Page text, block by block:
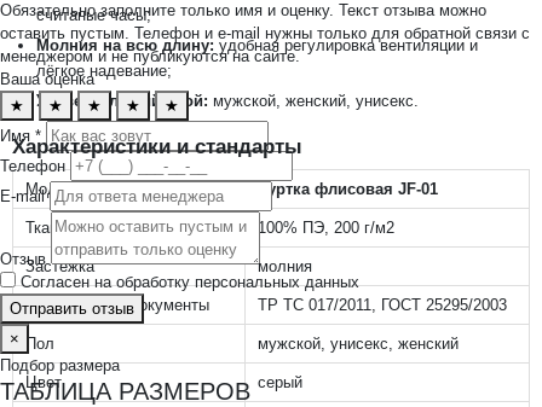
считаные часы;
Молния на всю длину: удобная регулировка вентиляции и
лёгкое надевание;
Универсальный крой: мужской, женский, унисекс.
Характеристики и стандарты
Модель Куртка флисовая JF-01
Ткань 100% ПЭ, 200 г/м2
Застежка молния
Нормативные документы ТР ТС 017/2011, ГОСТ 25295/2003
Пол мужской, унисекс, женский
Цвет серый
Обязательно заполните только имя и оценку. Текст отзыва можно
оставить пустым. Телефон и e-mail нужны только для обратной связи с
менеджером и не публикуются на сайте.
Ваша оценка
★
★ ★ ★
★
Имя *
Телефон
E-mail
Отзыв
Согласен на обработку персональных данных
Отправить отзыв
×
Подбор размера
ТАБЛИЦА РАЗМЕРОВ